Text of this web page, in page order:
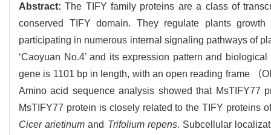
Abstract:The TIFY family proteins are a class of
conserved TIFY domain. They regulate plants
participating in numerous internal signaling pathways of
‘Caoyuan No.4’ and its expression pattern and
gene is 1101 bp in length, with an open reading frame （
Amino acid sequence analysis showed that MsTIFY77
MsTIFY77 protein is closely related to the TIFY proteins
Cicer arietinumand Trifolium repens. Subcellular